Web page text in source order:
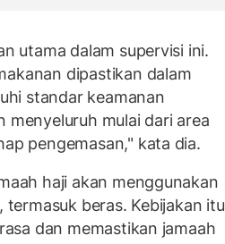
utama dalam supervisi ini.
dipastikan dalam
standar keamanan
menyeluruh mulai dari area
pengemasan," kata dia.
haji akan menggunakan
termasuk beras. Kebijakan itu
dan memastikan jamaah